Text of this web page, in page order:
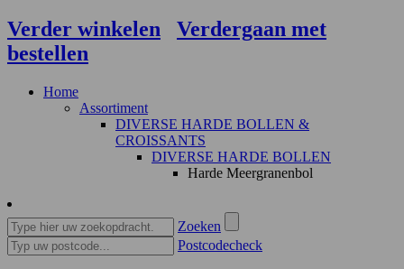
Verder winkelen
Verdergaan met
bestellen
Home
Assortiment
DIVERSE HARDE BOLLEN &
CROISSANTS
DIVERSE HARDE BOLLEN
Harde Meergranenbol
Zoeken
Postcodecheck